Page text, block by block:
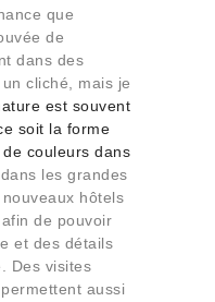
que
de
dans des
cliché, mais je
est souvent
soit la forme
couleurs dans
les grandes
hôtels
de pouvoir
et des détails
Des visites
aussi